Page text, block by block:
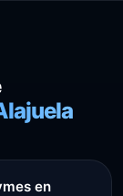
en